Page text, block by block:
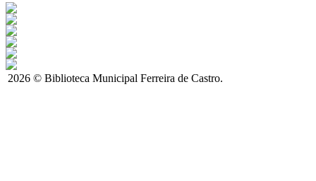
2026 © Biblioteca Municipal Ferreira de Castro.